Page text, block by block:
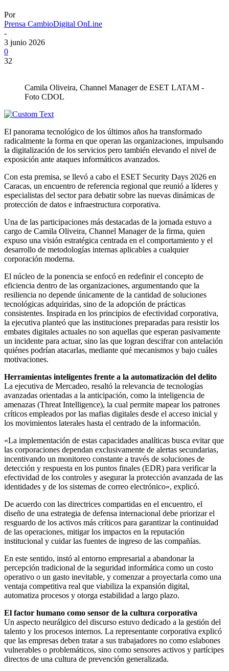
Por
Prensa CambioDigital OnLine
-
3 junio 2026
0
32
Camila Oliveira, Channel Manager de ESET LATAM -
Foto CDOL
El panorama tecnológico de los últimos años ha transformado
radicalmente la forma en que operan las organizaciones, impulsando
la digitalización de los servicios pero también elevando el nivel de
exposición ante ataques informáticos avanzados.
Con esta premisa, se llevó a cabo el ESET Security Days 2026 en
Caracas, un encuentro de referencia regional que reunió a líderes y
especialistas del sector para debatir sobre las nuevas dinámicas de
protección de datos e infraestructura corporativa.
Una de las participaciones más destacadas de la jornada estuvo a
cargo de Camila Oliveira, Channel Manager de la firma, quien
expuso una visión estratégica centrada en el comportamiento y el
desarrollo de metodologías internas aplicables a cualquier
corporación moderna.
El núcleo de la ponencia se enfocó en redefinir el concepto de
eficiencia dentro de las organizaciones, argumentando que la
resiliencia no depende únicamente de la cantidad de soluciones
tecnológicas adquiridas, sino de la adopción de prácticas
consistentes. Inspirada en los principios de efectividad corporativa,
la ejecutiva planteó que las instituciones preparadas para resistir los
embates digitales actuales no son aquellas que esperan pasivamente
un incidente para actuar, sino las que logran descifrar con antelación
quiénes podrían atacarlas, mediante qué mecanismos y bajo cuáles
motivaciones.
Herramientas inteligentes frente a la automatización del delito
La ejecutiva de Mercadeo, resaltó la relevancia de tecnologías
avanzadas orientadas a la anticipación, como la inteligencia de
amenazas (Threat Intelligence), la cual permite mapear los patrones
críticos empleados por las mafias digitales desde el acceso inicial y
los movimientos laterales hasta el centrado de la información.
«La implementación de estas capacidades analíticas busca evitar que
las corporaciones dependan exclusivamente de alertas secundarias,
incentivando un monitoreo constante a través de soluciones de
detección y respuesta en los puntos finales (EDR) para verificar la
efectividad de los controles y asegurar la protección avanzada de las
identidades y de los sistemas de correo electrónico», explicó.
De acuerdo con las directrices compartidas en el encuentro, el
diseño de una estrategia de defensa internacional debe priorizar el
resguardo de los activos más críticos para garantizar la continuidad
de las operaciones, mitigar los impactos en la reputación
institucional y cuidar las fuentes de ingreso de las compañías.
En este sentido, instó al entorno empresarial a abandonar la
percepción tradicional de la seguridad informática como un costo
operativo o un gasto inevitable, y comenzar a proyectarla como una
ventaja competitiva real que viabiliza la expansión digital,
automatiza procesos y otorga estabilidad a largo plazo.
El factor humano como sensor de la cultura corporativa
Un aspecto neurálgico del discurso estuvo dedicado a la gestión del
talento y los procesos internos. La representante corporativa explicó
que las empresas deben tratar a sus trabajadores no como eslabones
vulnerables o problemáticos, sino como sensores activos y partícipes
directos de una cultura de prevención generalizada.